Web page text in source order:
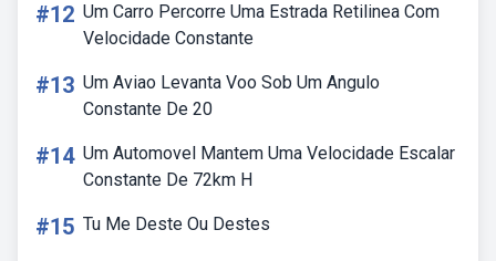
#12 Um Carro Percorre Uma Estrada Retilinea Com
Velocidade Constante
#13 Um Aviao Levanta Voo Sob Um Angulo
Constante De 20
#14 Um Automovel Mantem Uma Velocidade Escalar
Constante De 72km H
#15 Tu Me Deste Ou Destes